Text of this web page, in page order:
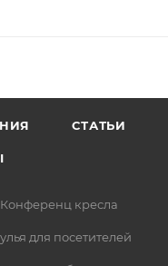
СТАТЬИ
Конференц кресла
для посетителей